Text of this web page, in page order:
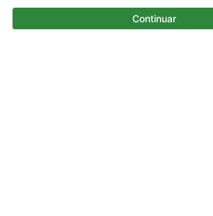
Continuar